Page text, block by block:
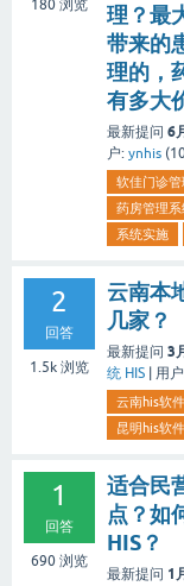
180 浏览
理？最
带来的
理的，
有多大
最新提问 6
户: ynhis (
软佳门诊管
药房管理系
系统实施
2
回答
1.5k 浏览
云南本
几家？
最新提问 3
统 HIS
用
云南his软
昆明his软件
1
回答
690 浏览
适合民
点？如
HIS？
最新提问 1